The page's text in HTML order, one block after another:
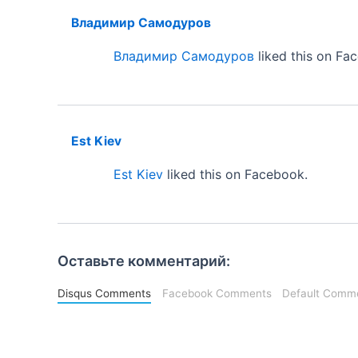
Владимир Самодуров
Владимир Самодуров liked this on
Est Kiev
Est Kiev liked this on Facebook.
Оставьте комментарий:
Disqus Comments Facebook Comments Default